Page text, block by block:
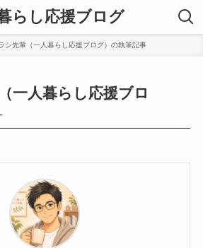
らし応援ブログ
シ先輩（一人暮らし応援ブログ）の執筆記事
一人暮らし応援ブロ